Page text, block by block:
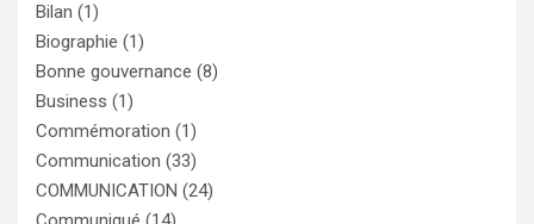
Bilan (1)
Biographie (1)
Bonne gouvernance (8)
Business (1)
Commémoration (1)
Communication (33)
COMMUNICATION (24)